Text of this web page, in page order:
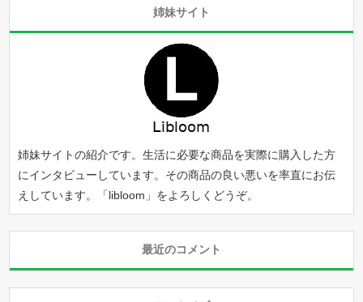
姉妹サイト
姉妹サイトの紹介です。生活に必要な商品を実際に購入した方
にインタビューしています。その商品の良い悪いを率直にお伝
えしています。「libloom 」をよろしくどうぞ。
最近のコメント